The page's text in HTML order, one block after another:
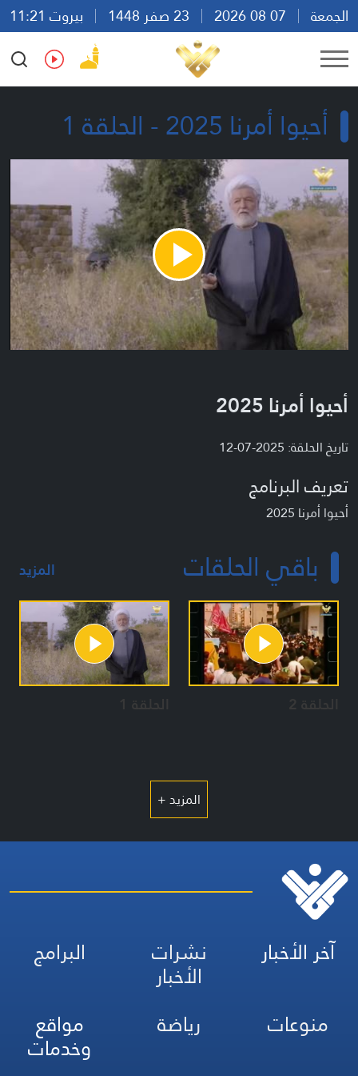
الجمعة
بيروت 11:21
Ar
En Fr Es
أحيوا أمرنا 2025 - الحلقة 1
Play
Video
أحيوا أمرنا 2025
تاريخ الحلقة: 2025-07-12
تعريف البرنامج
أحيوا أمرنا 2025
باقي الحلقات المزيد
الحلقة 2 الحلقة 1
المزيد +
آخر الأخبار نشرات
الأخبار
البرامج
منوعات
رياضة مواقع
وخدمات